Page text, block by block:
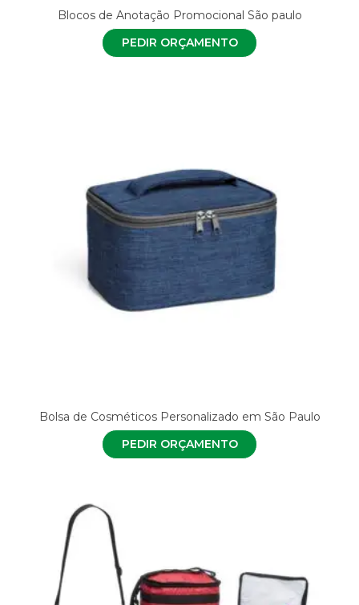
Blocos de Anotação Promocional São paulo
PEDIR ORÇAMENTO
Bolsa de Cosméticos Personalizado em São Paulo
PEDIR ORÇAMENTO